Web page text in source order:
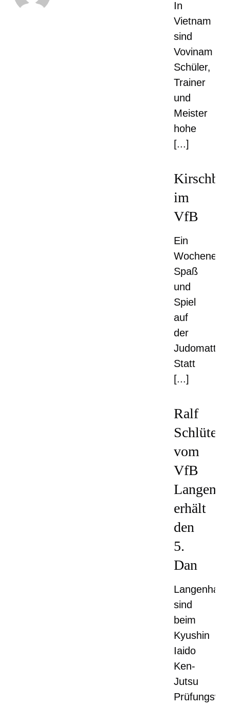
In
Vietnam
sind
Vovinam
Schüler,
Trainer
und
Meister
hohe
[...]
im
VfB
Ein
Spaß
und
Spiel
auf
der
Judomatte
Statt
[...]
Ralf
Schlüter
vom
VfB
erhält
den
5.
Dan
sind
beim
Kyushin
Iaido
Ken-
Jutsu